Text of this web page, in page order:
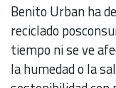
Benito Urban ha
reciclado
tiempo ni se ve
la humedad o la